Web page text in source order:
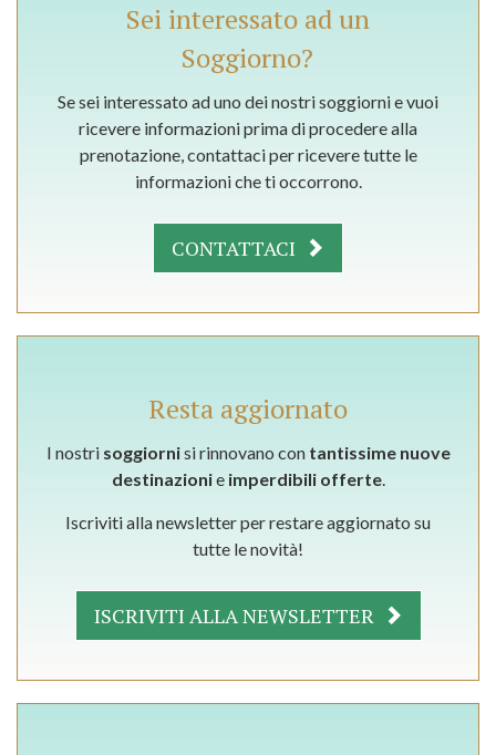
Sei interessato ad un
Soggiorno?
Se sei interessato ad uno dei nostri soggiorni e vuoi
ricevere informazioni prima di procedere alla
prenotazione, contattaci per ricevere tutte le
informazioni che ti occorrono.
CONTATTACI
Resta aggiornato
I nostri soggiornisi rinnovano con tantissime nuove
destinazionie imperdibili offerte.
Iscriviti alla newsletter per restare aggiornato su
tutte le novità!
ISCRIVITI ALLA NEWSLETTER